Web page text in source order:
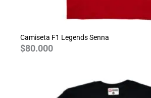
Camiseta F1 Legends Senna
$80.000